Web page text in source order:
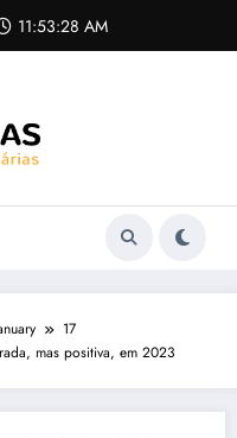
11:53:28 AM
17
mas positiva, em 2023